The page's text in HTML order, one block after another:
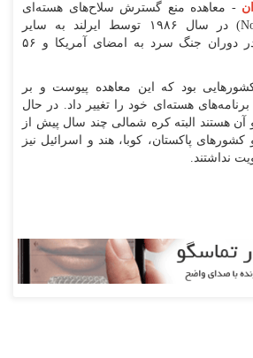
- معاهده منع گسترش سلاح‌های هسته‌ای
(Non-prolieration treaty) در سال ۱۹۸۶ توسط ایرلند به سایر
کشور‌ها پیشنهاد شد در دوران جنگ سرد به امضای آمریکا و ۵۶
بود که این معاهده پیوست و بر
هسته‌ای خود را تغییر داد. در حال
عضو آن هستند البته کره شمالی چند سال پیش از
پاکستان، کوبا، هند و اسرائیل نیز
نداشتند.